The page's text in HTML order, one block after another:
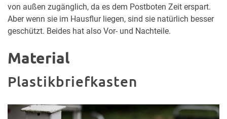
von außen zugänglich, da es dem Postboten Zeit erspart.
Aber wenn sie im Hausflur liegen, sind sie natürlich besser
geschützt. Beides hat also Vor- und Nachteile.
Material
Plastikbriefkasten